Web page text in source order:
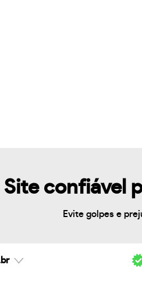
Site confiável
Evite golpes e